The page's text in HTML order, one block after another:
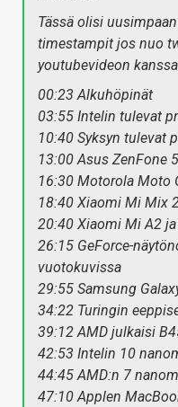
Tässä olisi
timestampit jos nuo
youtubevideon
00:23 Alkuhöpinät
03:55 Intelin tulevat
10:40 Syksyn tulevat
13:00 Asus ZenFone
16:30 Motorola Moto
18:40 Xiaomi Mi Mix
20:40 Xiaomi Mi A2
26:15 GeForce-
vuotokuvissa
29:55 Samsung
34:22 Turingin
39:12 AMD julkaisi
42:53 Intelin 10
44:45 AMD:n 7
47:10 Applen